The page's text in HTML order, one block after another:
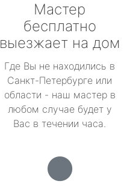
Мастер
бесплатно
выезжает на дом
Где Вы не находились в
Санкт-Петербурге или
области - наш мастер в
любом случае будет у
Вас в течении часа.